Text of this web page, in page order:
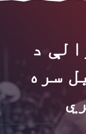
د
سره